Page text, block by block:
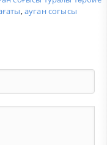
,ауган согысы